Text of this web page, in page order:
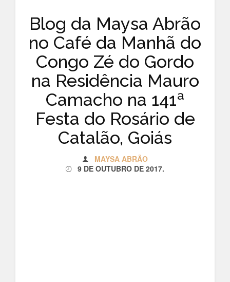
Blog da Maysa Abrão
no Café da Manhã do
Congo Zé do Gordo
na Residência Mauro
Camacho na 141ª
Festa do Rosário de
Catalão, Goiás
MAYSA ABRÃO
9 DE OUTUBRO DE 2017.